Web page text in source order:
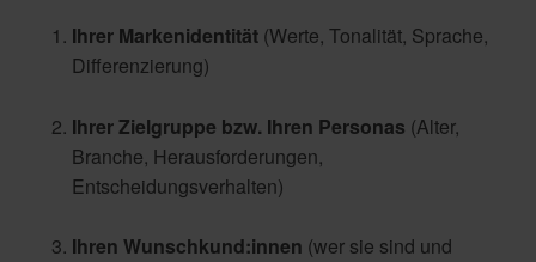
Ihrer Markenidentität (Werte, Tonalität, Sprache,
Differenzierung)
Ihrer Zielgruppe bzw. Ihren Personas (Alter,
Branche, Herausforderungen,
Entscheidungsverhalten)
Ihren Wunschkund:innen (wer sie sind und